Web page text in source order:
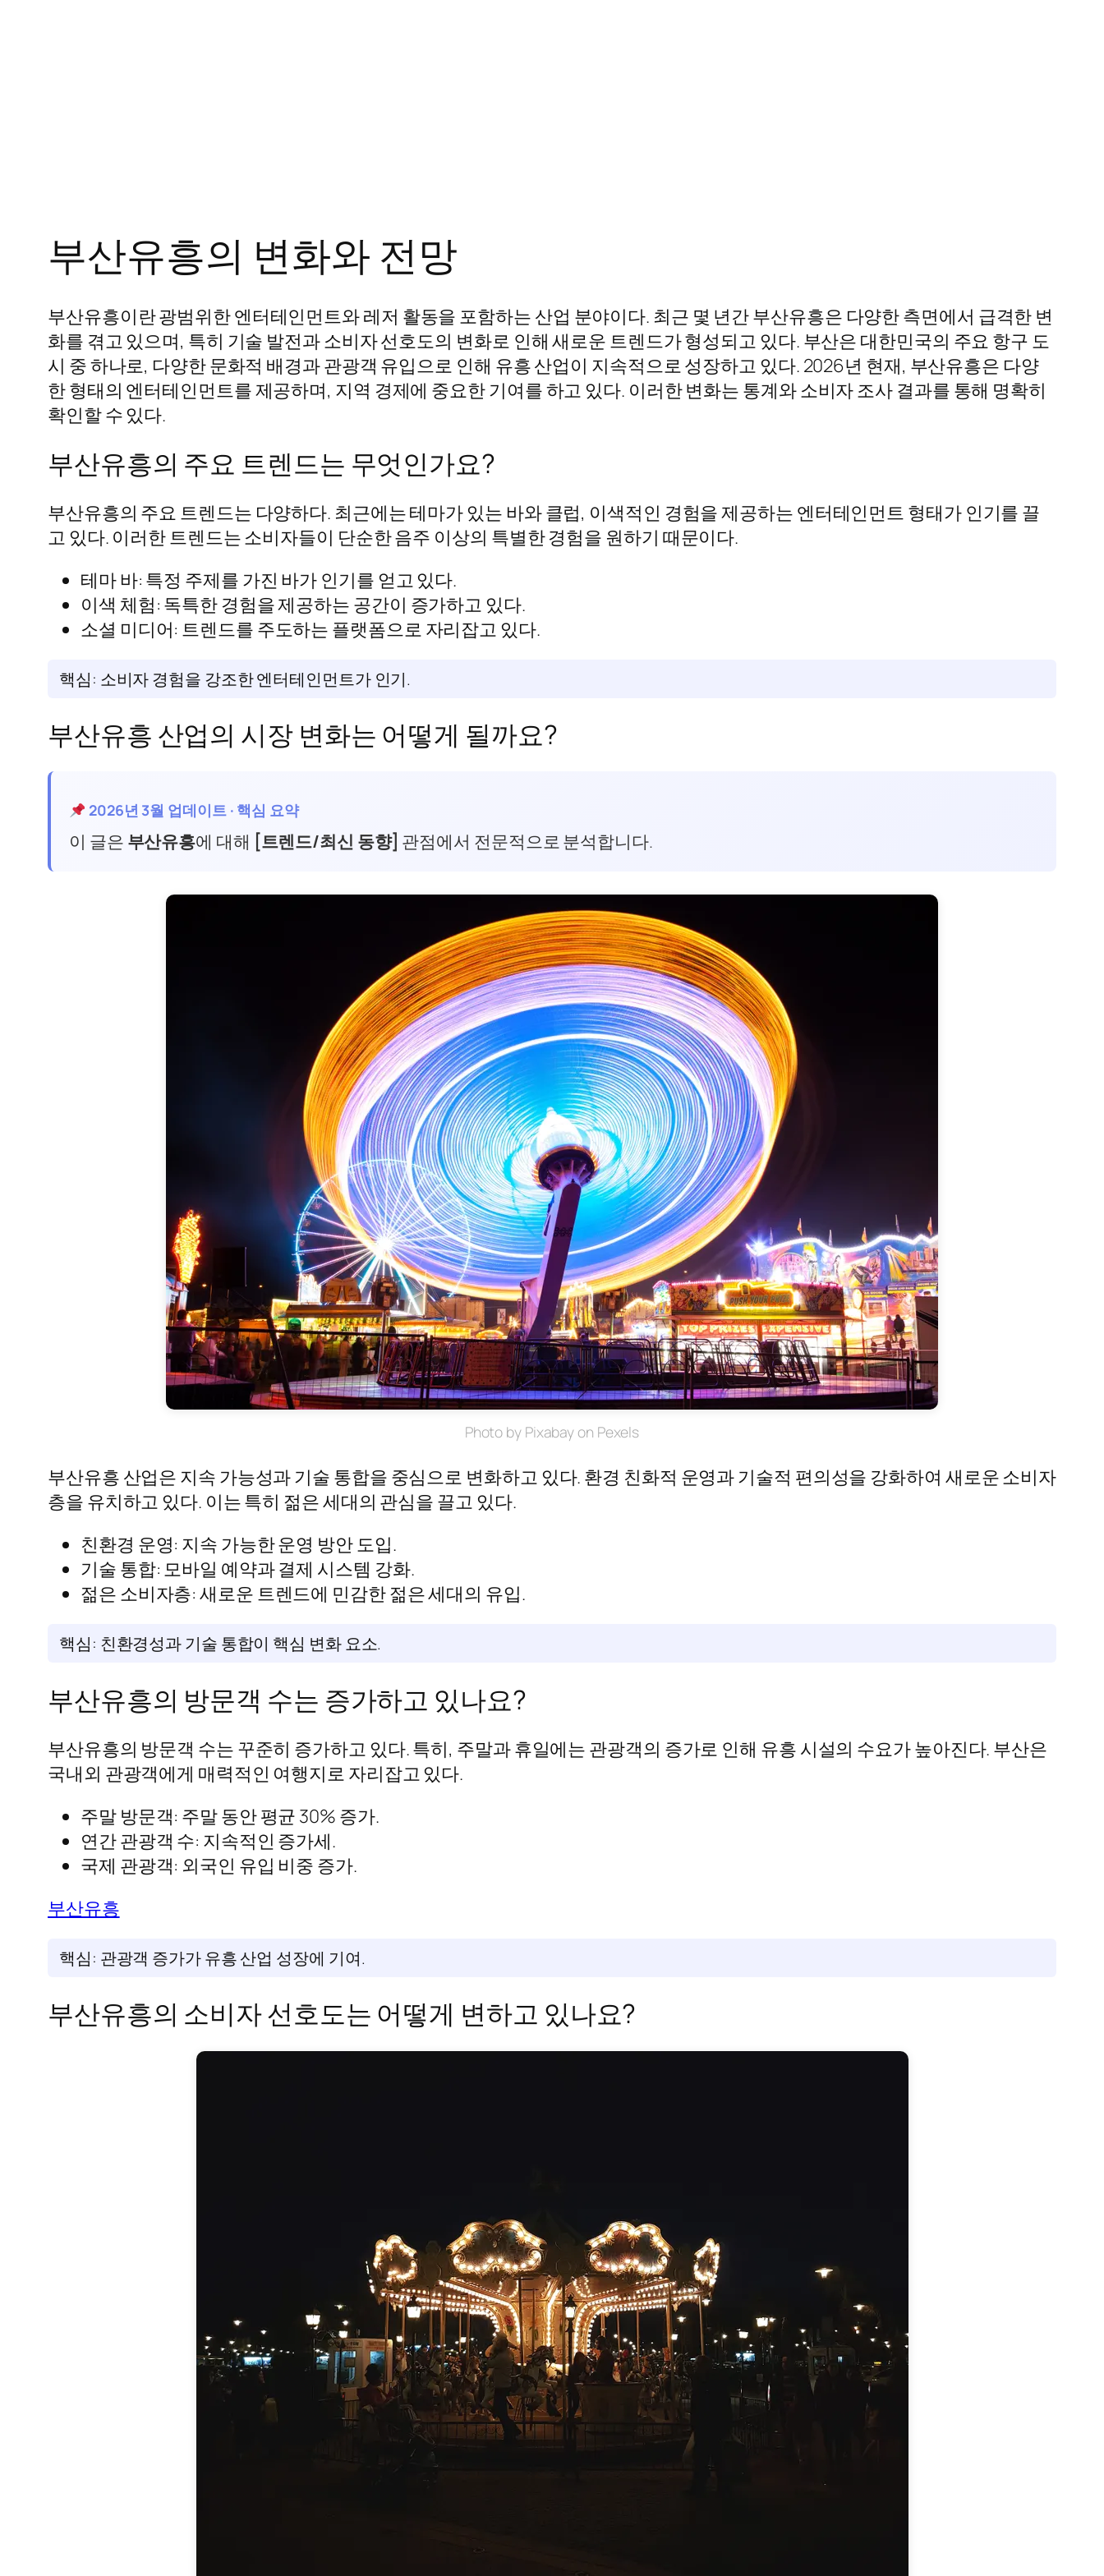
부산유흥의 변화와 전망
부산유흥이란 광범위한 엔터테인먼트와 레저 활동을 포함하는 산업 분야이다. 최근 몇 년간 부산유흥은 다양한 측면에서 급격한 변
화를 겪고 있으며, 특히 기술 발전과 소비자 선호도의 변화로 인해 새로운 트렌드가 형성되고 있다. 부산은 대한민국의 주요 항구 도
시 중 하나로, 다양한 문화적 배경과 관광객 유입으로 인해 유흥 산업이 지속적으로 성장하고 있다. 2026년 현재, 부산유흥은 다양
한 형태의 엔터테인먼트를 제공하며, 지역 경제에 중요한 기여를 하고 있다. 이러한 변화는 통계와 소비자 조사 결과를 통해 명확히
확인할 수 있다.
부산유흥의 주요 트렌드는 무엇인가요?
부산유흥의 주요 트렌드는 다양하다. 최근에는 테마가 있는 바와 클럽, 이색적인 경험을 제공하는 엔터테인먼트 형태가 인기를 끌
고 있다. 이러한 트렌드는 소비자들이 단순한 음주 이상의 특별한 경험을 원하기 때문이다.
테마 바: 특정 주제를 가진 바가 인기를 얻고 있다.
이색 체험: 독특한 경험을 제공하는 공간이 증가하고 있다.
소셜 미디어: 트렌드를 주도하는 플랫폼으로 자리잡고 있다.
핵심: 소비자 경험을 강조한 엔터테인먼트가 인기.
부산유흥 산업의 시장 변화는 어떻게 될까요?
2026년 3월 업데이트 · 핵심 요약
이 글은 부산유흥에 대해 [트렌드/최신 동향] 관점에서 전문적으로 분석합니다.
Photo by Pixabay on Pexels
부산유흥 산업은 지속 가능성과 기술 통합을 중심으로 변화하고 있다. 환경 친화적 운영과 기술적 편의성을 강화하여 새로운 소비자
층을 유치하고 있다. 이는 특히 젊은 세대의 관심을 끌고 있다.
친환경 운영: 지속 가능한 운영 방안 도입.
기술 통합: 모바일 예약과 결제 시스템 강화.
젊은 소비자층: 새로운 트렌드에 민감한 젊은 세대의 유입.
핵심: 친환경성과 기술 통합이 핵심 변화 요소.
부산유흥의 방문객 수는 증가하고 있나요?
부산유흥의 방문객 수는 꾸준히 증가하고 있다. 특히, 주말과 휴일에는 관광객의 증가로 인해 유흥 시설의 수요가 높아진다. 부산은
국내외 관광객에게 매력적인 여행지로 자리잡고 있다.
주말 방문객: 주말 동안 평균 30% 증가.
연간 관광객 수: 지속적인 증가세.
국제 관광객: 외국인 유입 비중 증가.
부산유흥
핵심: 관광객 증가가 유흥 산업 성장에 기여.
부산유흥의 소비자 선호도는 어떻게 변하고 있나요?